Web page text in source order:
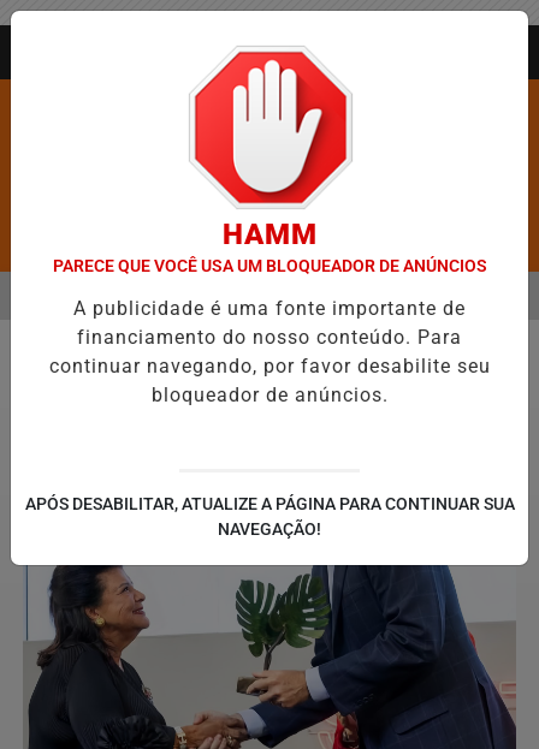
Pesquisar Notícia
EM JEQUIÉ E REFORÇA PROGRAMAÇÃO COM THALLES ROBERTO
EM ALTA
MENU
Geral
HAMM
PARECE QUE VOCÊ USA UM BLOQUEADOR DE ANÚNCIOS
A publicidade é uma fonte importante de
financiamento do nosso conteúdo. Para
continuar navegando, por favor desabilite seu
bloqueador de anúncios.
APÓS DESABILITAR, ATUALIZE A PÁGINA PARA CONTINUAR SUA
NAVEGAÇÃO!